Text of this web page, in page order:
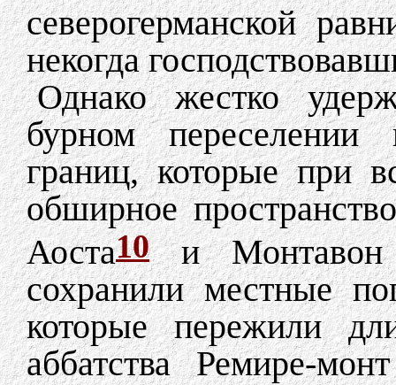
северогерманской
некогда
Однако жестко
бурном переселении
границ, которые при
обширное
Аоста10и Монтавон
сохранили местные
которые пережили
аббатства Ремире-